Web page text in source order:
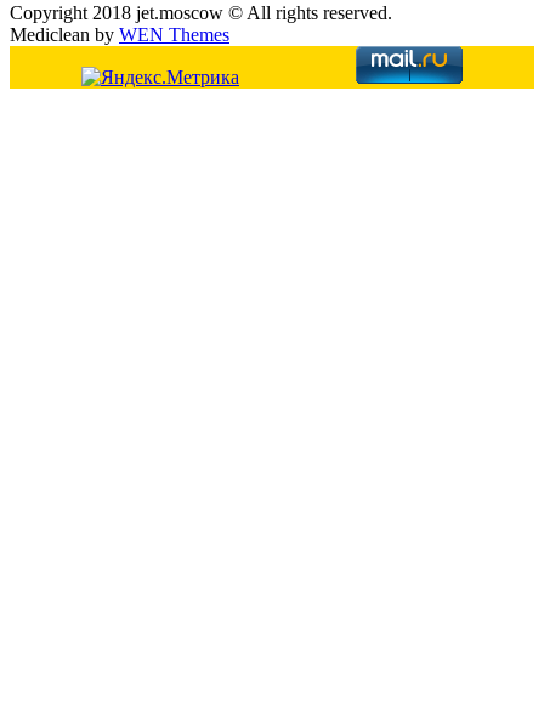
Copyright 2018 jet.moscow © All rights reserved.
Mediclean by WEN Themes